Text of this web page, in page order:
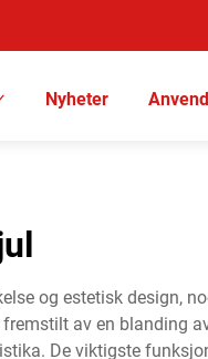
Nyheter
og estetisk design,
av en blanding
De viktigste